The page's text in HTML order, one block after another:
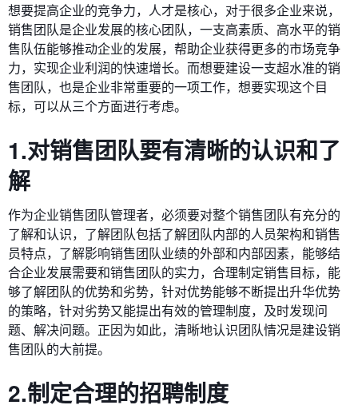
想要提高企业的竞争力，人才是核心，对于很多企业来说，
销售团队是企业发展的核心团队，一支高素质、高水平的销
售队伍能够推动企业的发展，帮助企业获得更多的市场竞争
力，实现企业利润的快速增长。而想要建设一支超水准的销
售团队，也是企业非常重要的一项工作，想要实现这个目
标，可以从三个方面进行考虑。
1.对销售团队要有清晰的认识和了
解
作为企业销售团队管理者，必须要对整个销售团队有充分的
了解和认识，了解团队包括了解团队内部的人员架构和销售
员特点，了解影响销售团队业绩的外部和内部因素，能够结
合企业发展需要和销售团队的实力，合理制定销售目标，能
够了解团队的优势和劣势，针对优势能够不断提出升华优势
的策略，针对劣势又能提出有效的管理制度，及时发现问
题、解决问题。正因为如此，清晰地认识团队情况是建设销
售团队的大前提。
2.制定合理的招聘制度